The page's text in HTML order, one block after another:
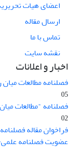
اعضای هیات
ارسال مقاله
تماس با ما
نقشه سایت
اخبار و اعلانات
فصلنامه مطالعات
05
فصلنامه "مطالعات
02
فراخوان مقاله
عضویت فصلنامه